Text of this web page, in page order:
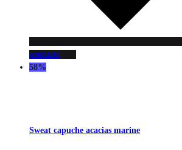
souhaits
58%
Sweat capuche acacias marine